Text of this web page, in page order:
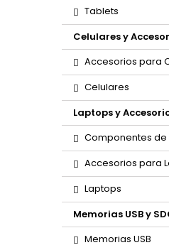
Tablets
Celulares y
Accesorios para
Celulares
Laptops y
Componentes de
Accesorios para
Laptops
Memorias USB y
Memorias USB